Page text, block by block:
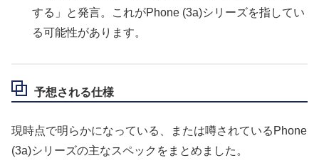
する」と発言。これがPhone (3a)シリーズを指してい
る可能性があります。
予想される仕様
現時点で明らかになっている、または噂されているPhone
(3a)シリーズの主なスペックをまとめました。